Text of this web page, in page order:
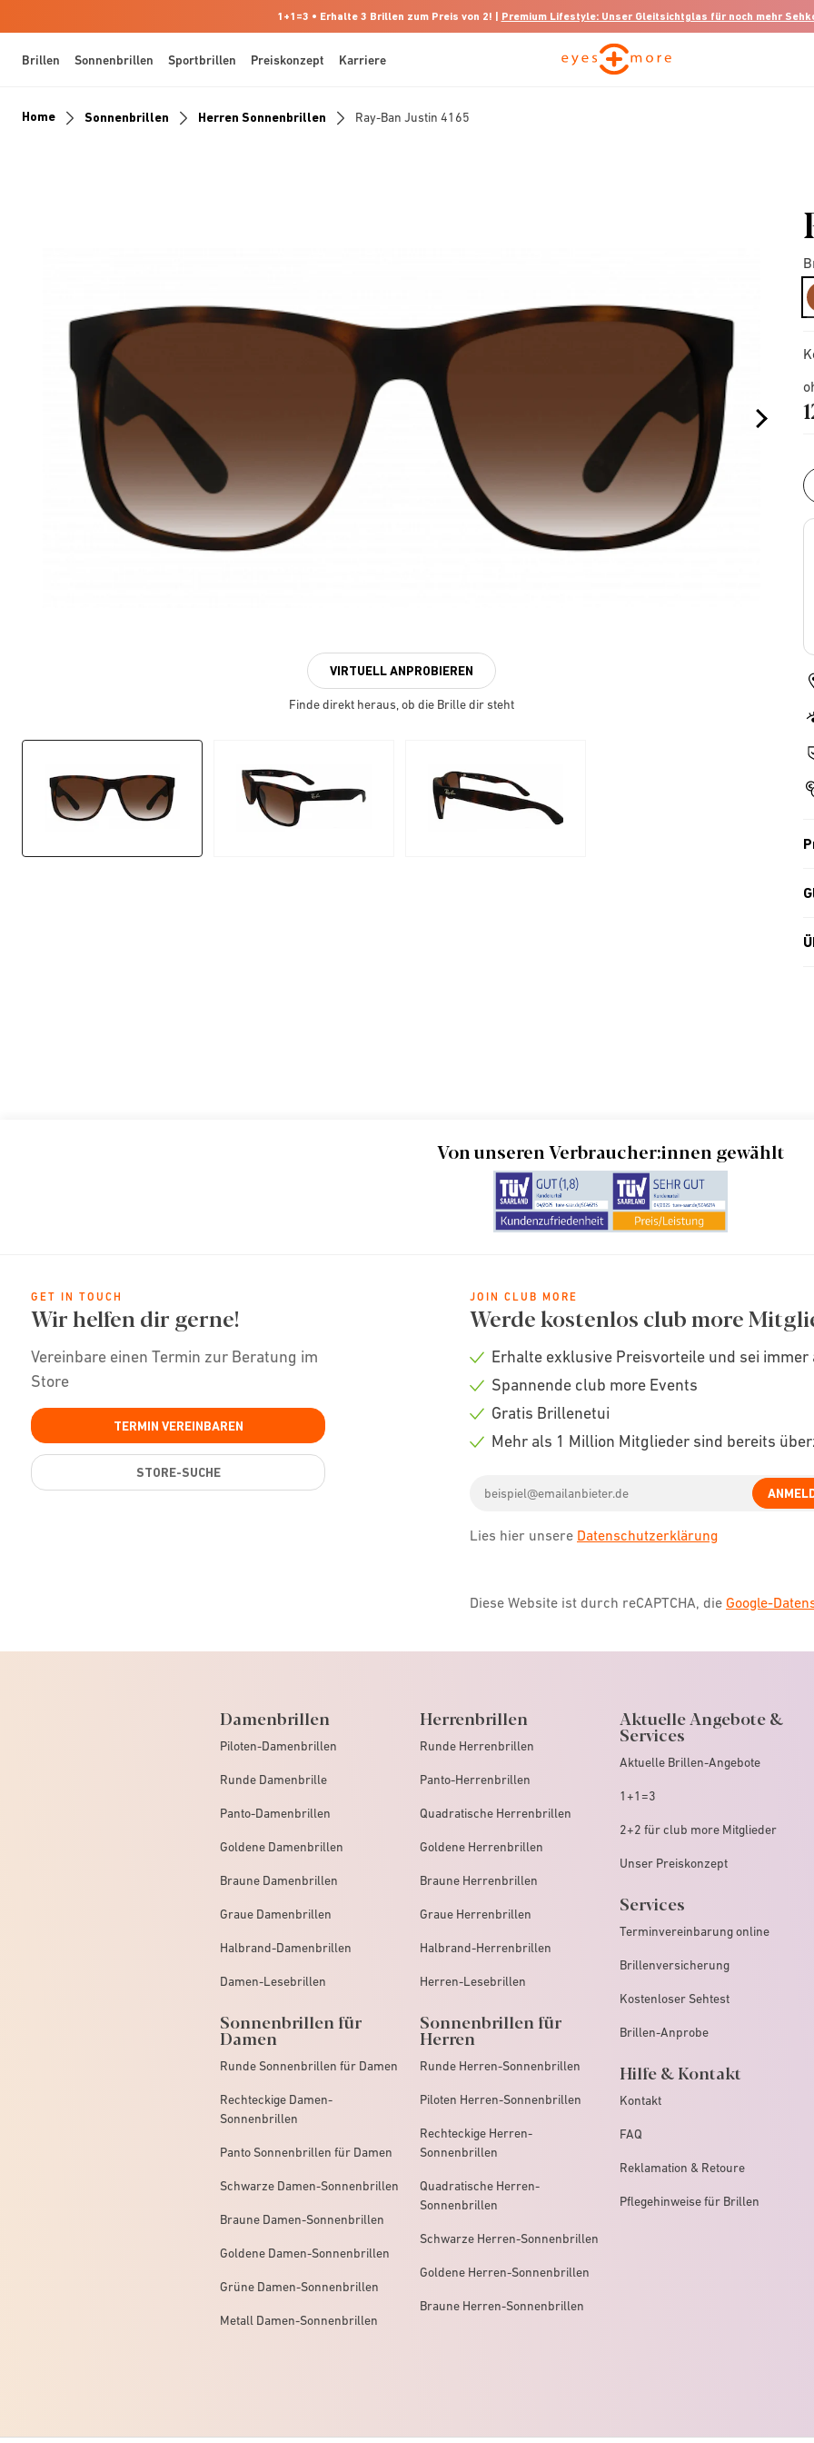
1+1=3 • Erhalte 3 Brillen zum Preis von 2! | Premium Lifestyle: Unser Gleitsichtglas für noch mehr
Brillen Sonnenbrillen Sportbrillen Preiskonzept Karriere
Home Sonnenbrillen Herren Sonnenbrillen Ray-Ban Justin 4165
VIRTUELL ANPROBIEREN
Finde direkt heraus, ob die Brille dir steht
Von unseren Verbraucher:innen gewählt
GET IN TOUCH
Wir helfen dir gerne!
Vereinbare einen Termin zur Beratung im
Store
TERMIN VEREINBAREN
STORE-SUCHE
JOIN CLUB MORE
Werde kostenlos club more
Check
Erhalte exklusive Preisvorteile und sei
Check
Spannende club more Events
Check
Gratis Brillenetui
Mehr als 1 Million Mitglieder sind bereits
address
Lies hier unsere Datenschutzerklärung
Diese Website ist durch reCAPTCHA, die Google-
Damenbrillen
Piloten-Damenbrillen
Runde Damenbrille
Panto-Damenbrillen
Goldene Damenbrillen
Braune Damenbrillen
Graue Damenbrillen
Halbrand-Damenbrillen
Damen-Lesebrillen
Sonnenbrillen für
Damen
Runde Sonnenbrillen für Damen
Rechteckige Damen-
Sonnenbrillen
Panto Sonnenbrillen für Damen
Schwarze Damen-Sonnenbrillen
Braune Damen-Sonnenbrillen
Goldene Damen-Sonnenbrillen
Grüne Damen-Sonnenbrillen
Metall Damen-Sonnenbrillen
Herrenbrillen
Runde Herrenbrillen
Panto-Herrenbrillen
Quadratische Herrenbrillen
Goldene Herrenbrillen
Braune Herrenbrillen
Graue Herrenbrillen
Halbrand-Herrenbrillen
Herren-Lesebrillen
Sonnenbrillen für
Herren
Runde Herren-Sonnenbrillen
Piloten Herren-Sonnenbrillen
Rechteckige Herren-
Sonnenbrillen
Quadratische Herren-
Sonnenbrillen
Schwarze Herren-Sonnenbrillen
Goldene Herren-Sonnenbrillen
Braune Herren-Sonnenbrillen
Aktuelle Angebote &
Services
Aktuelle Brillen-Angebote
1+1=3
2+2 für club more Mitglieder
Unser Preiskonzept
Services
Terminvereinbarung online
Brillenversicherung
Kostenloser Sehtest
Brillen-Anprobe
Hilfe & Kontakt
Kontakt
FAQ
Reklamation & Retoure
Pflegehinweise für Brillen